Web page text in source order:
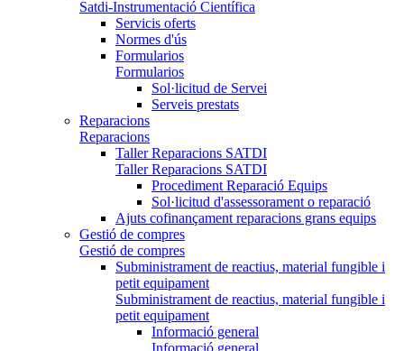
Satdi-Instrumentació Científica
Servicis oferts
Normes d'ús
Formularios
Formularios
Sol·licitud de Servei
Serveis prestats
Reparacions
Reparacions
Taller Reparacions SATDI
Taller Reparacions SATDI
Procediment Reparació Equips
Sol·licitud d'assessorament o reparació
Ajuts cofinançament reparacions grans equips
Gestió de compres
Gestió de compres
Subministrament de reactius, material fungible i
petit equipament
Subministrament de reactius, material fungible i
petit equipament
Informació general
Informació general